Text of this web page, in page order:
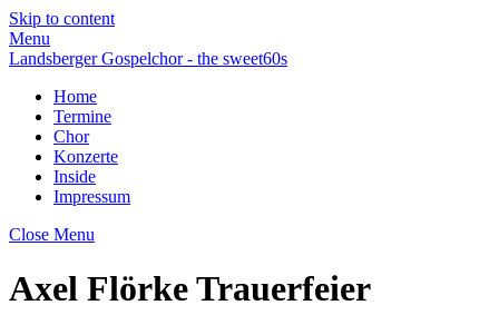
Skip to content
Menu
Landsberger Gospelchor - the sweet60s
Home
Termine
Chor
Konzerte
Inside
Impressum
Close Menu
Axel Flörke Trauerfeier